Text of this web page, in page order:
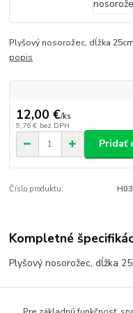
Plyšový nosorožec, dĺžka
popis
12,00 €/ks
9,76 € bez DPH
Pridať
Číslo produktu:
Kompletné
Plyšový nosorožec, dĺžka